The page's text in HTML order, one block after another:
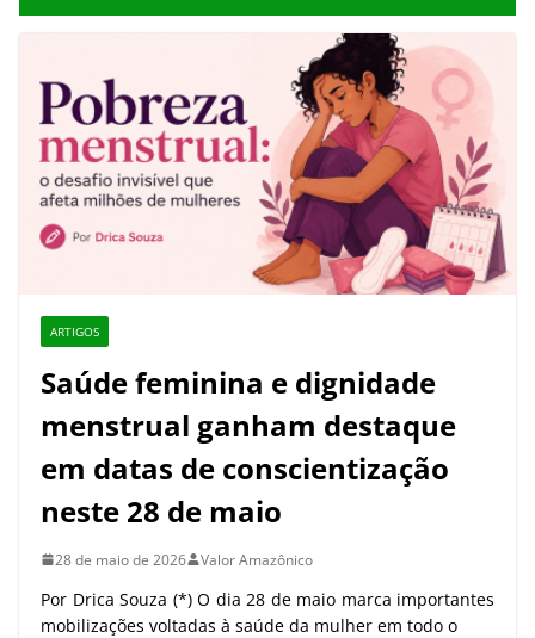
ARTIGOS
Saúde feminina e dignidade
menstrual ganham destaque
em datas de conscientização
neste 28 de maio
28 de maio de 2026 Valor Amazônico
Por Drica Souza (*) O dia 28 de maio marca importantes
mobilizações voltadas à saúde da mulher em todo o